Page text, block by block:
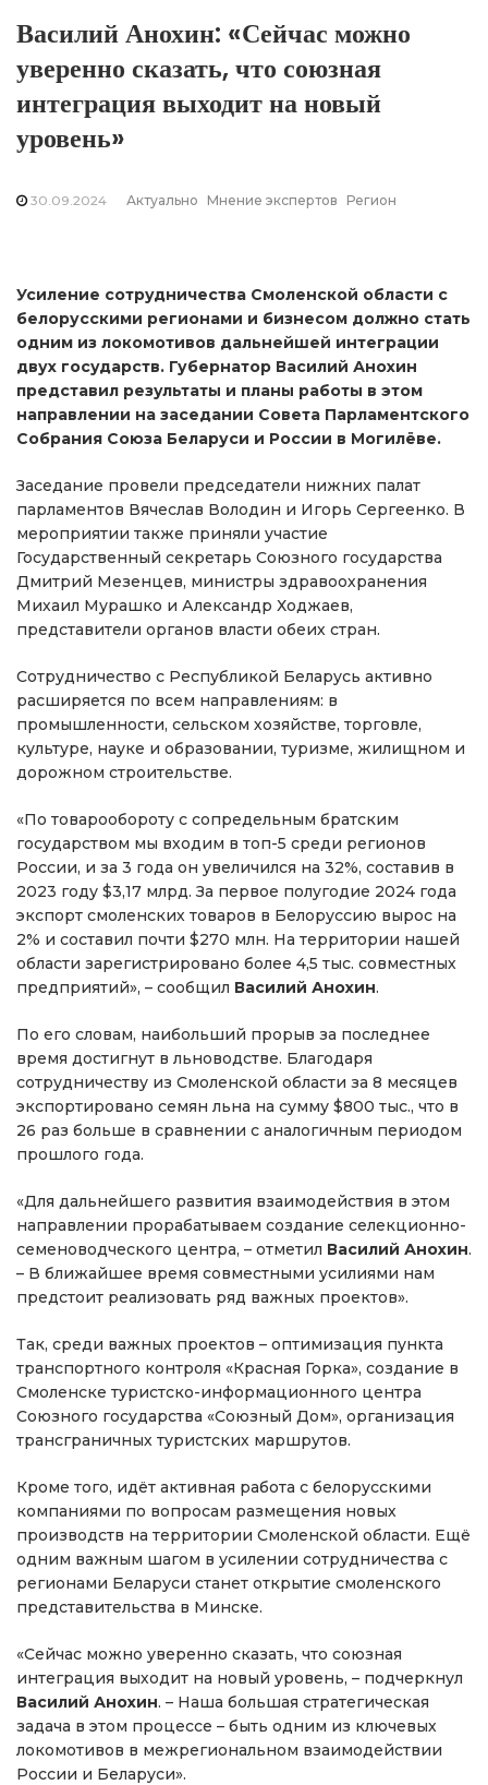
Василий Анохин: «Сейчас можно
уверенно сказать, что союзная
интеграция выходит на новый
уровень»
30.09.2024 Актуально Мнение экспертов Регион
Усиление сотрудничества Смоленской области с
белорусскими регионами и бизнесом должно стать
одним из локомотивов дальнейшей интеграции
двух государств. Губернатор Василий Анохин
представил результаты и планы работы в этом
направлении на заседании Совета Парламентского
Собрания Союза Беларуси и России в Могилёве.
Заседание провели председатели нижних палат
парламентов Вячеслав Володин и Игорь Сергеенко. В
мероприятии также приняли участие
Государственный секретарь Союзного государства
Дмитрий Мезенцев, министры здравоохранения
Михаил Мурашко и Александр Ходжаев,
представители органов власти обеих стран.
Сотрудничество с Республикой Беларусь активно
расширяется по всем направлениям: в
промышленности, сельском хозяйстве, торговле,
культуре, науке и образовании, туризме, жилищном и
дорожном строительстве.
«По товарообороту с сопредельным братским
государством мы входим в топ-5 среди регионов
России, и за 3 года он увеличился на 32%, составив в
2023 году $3,17 млрд. За первое полугодие 2024 года
экспорт смоленских товаров в Белоруссию вырос на
2% и составил почти $270 млн. На территории нашей
области зарегистрировано более 4,5 тыс. совместных
предприятий», – сообщил Василий Анохин.
По его словам, наибольший прорыв за последнее
время достигнут в льноводстве. Благодаря
сотрудничеству из Смоленской области за 8 месяцев
экспортировано семян льна на сумму $800 тыс., что в
26 раз больше в сравнении с аналогичным периодом
прошлого года.
«Для дальнейшего развития взаимодействия в этом
направлении прорабатываем создание селекционно-
семеноводческого центра, – отметил Василий Анохин.
– В ближайшее время совместными усилиями нам
предстоит реализовать ряд важных проектов».
Так, среди важных проектов – оптимизация пункта
транспортного контроля «Красная Горка», создание в
Смоленске туристско-информационного центра
Союзного государства «Союзный Дом», организация
трансграничных туристских маршрутов.
Кроме того, идёт активная работа с белорусскими
компаниями по вопросам размещения новых
производств на территории Смоленской области. Ещё
одним важным шагом в усилении сотрудничества с
регионами Беларуси станет открытие смоленского
представительства в Минске.
«Сейчас можно уверенно сказать, что союзная
интеграция выходит на новый уровень, – подчеркнул
Василий Анохин. – Наша большая стратегическая
задача в этом процессе – быть одним из ключевых
локомотивов в межрегиональном взаимодействии
России и Беларуси».